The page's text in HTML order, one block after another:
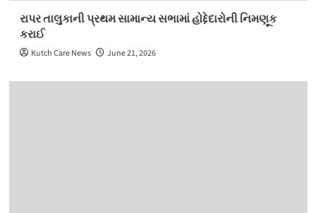
રાપર તાલુકાની પ્રથમ સામાન્ય સભામાં હોદ્દેદારોની નિમણૂક
કરાઈ
Kutch Care News June 21, 2026